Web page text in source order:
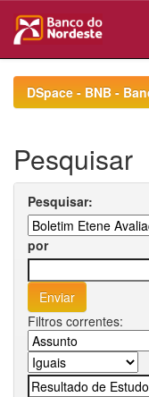
navigationDSpace - BNB -
Pesquisar
Pesquisar:
por
Filtros correntes: